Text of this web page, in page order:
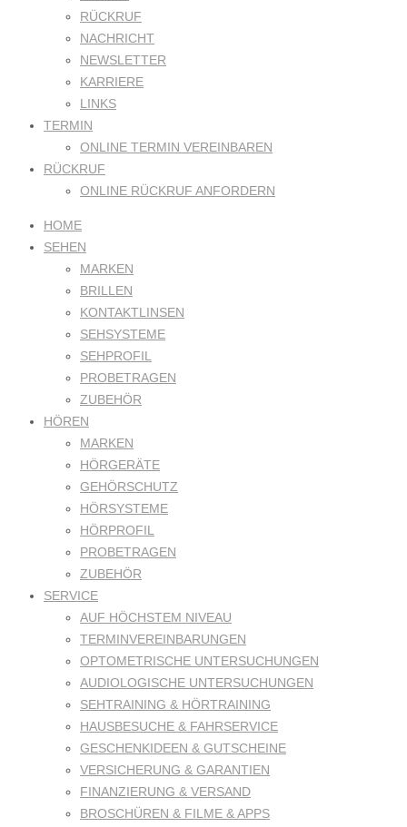
RÜCKRUF
NACHRICHT
NEWSLETTER
KARRIERE
LINKS
TERMIN
ONLINE TERMIN VEREINBAREN
RÜCKRUF
ONLINE RÜCKRUF ANFORDERN
HOME
SEHEN
MARKEN
BRILLEN
KONTAKTLINSEN
SEHSYSTEME
SEHPROFIL
PROBETRAGEN
ZUBEHÖR
HÖREN
MARKEN
HÖRGERÄTE
GEHÖRSCHUTZ
HÖRSYSTEME
HÖRPROFIL
PROBETRAGEN
ZUBEHÖR
SERVICE
AUF HÖCHSTEM NIVEAU
TERMINVEREINBARUNGEN
OPTOMETRISCHE UNTERSUCHUNGEN
AUDIOLOGISCHE UNTERSUCHUNGEN
SEHTRAINING & HÖRTRAINING
HAUSBESUCHE & FAHRSERVICE
GESCHENKIDEEN & GUTSCHEINE
VERSICHERUNG & GARANTIEN
FINANZIERUNG & VERSAND
BROSCHÜREN & FILME & APPS